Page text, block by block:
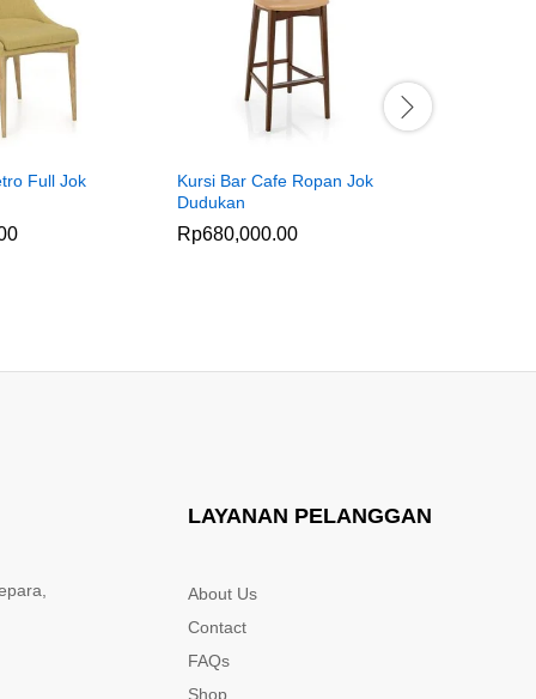
Full Jok
Kursi Bar Cafe Ropan Jok
Dudukan
Rp680,000.00
LAYANAN PELANGGAN
About Us
Contact
FAQs
Shop